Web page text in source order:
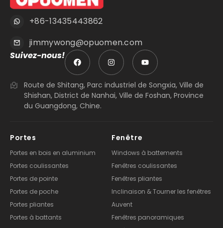
+86-13435443862
jimmywong@opuomen.com
Suivez-nous!
Route de Shitang, Parc industriel de Songxia, Ville de
Shishan, District de Nanhai, Ville de Foshan, Province
du Guangdong, Chine.
Portes
Portes en bois en aluminium
Portes coulissantes
Portes de pointe
Portes de poche
Portes pliantes
Portes à battants
Fenêtre
Windows à battements
Fenêtres coulissantes
Fenêtres pliantes
Inclinaison & Tourner les fenêtres
Auvent
Fenêtres panoramiques